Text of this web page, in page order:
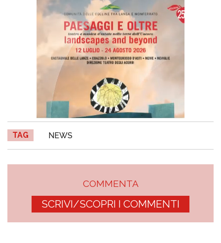
TAG NEWS
COMMENTA
SCRIVI/SCOPRI I COMMENTI